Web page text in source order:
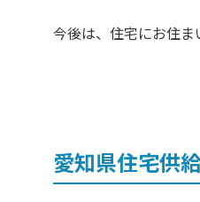
今後は、住宅にお住ま
愛知県住宅供